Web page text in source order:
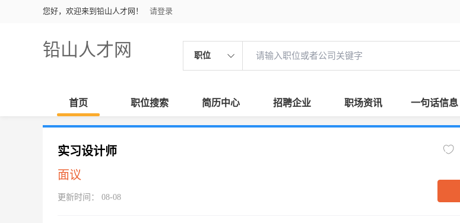
您好，欢迎来到铅山人才网！ 请登录
铅山人才网 职位
首页 职位搜索 简历中心 招聘企业 职场资讯 一句话信息
实习设计师
面议
更新时间： 08-08